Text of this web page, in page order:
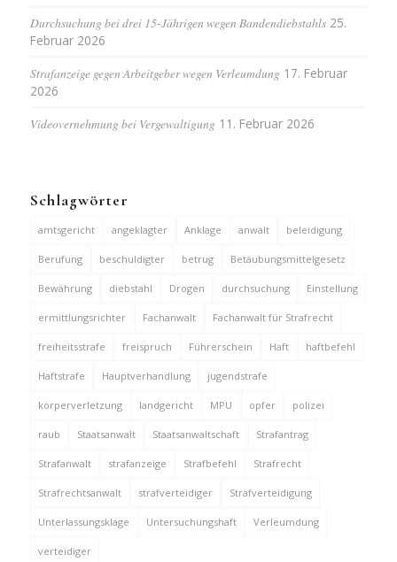
Durchsuchung bei drei 15-Jährigen wegen Bandendiebstahls 25.
Februar 2026
Strafanzeige gegen Arbeitgeber wegen Verleumdung 17. Februar
2026
Videovernehmung bei Vergewaltigung 11. Februar 2026
Schlagwörter
amtsgericht angeklagter Anklage anwalt beleidigung
Berufung beschuldigter betrug Betäubungsmittelgesetz
Bewährung diebstahl Drogen durchsuchung Einstellung
ermittlungsrichter Fachanwalt Fachanwalt für Strafrecht
freiheitsstrafe freispruch Führerschein Haft haftbefehl
Haftstrafe Hauptverhandlung jugendstrafe
körperverletzung landgericht MPU opfer polizei
raub Staatsanwalt Staatsanwaltschaft Strafantrag
Strafanwalt strafanzeige Strafbefehl Strafrecht
Strafrechtsanwalt strafverteidiger Strafverteidigung
Unterlassungsklage Untersuchungshaft Verleumdung
verteidiger